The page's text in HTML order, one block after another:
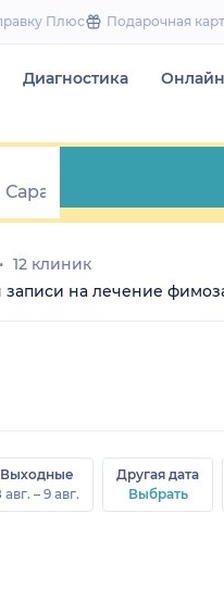
to
Плюс Подарочная
Диагностика
12 клиник
на лечение
Выходные
авг. – 9 авг.
Другая дата
Выбрать